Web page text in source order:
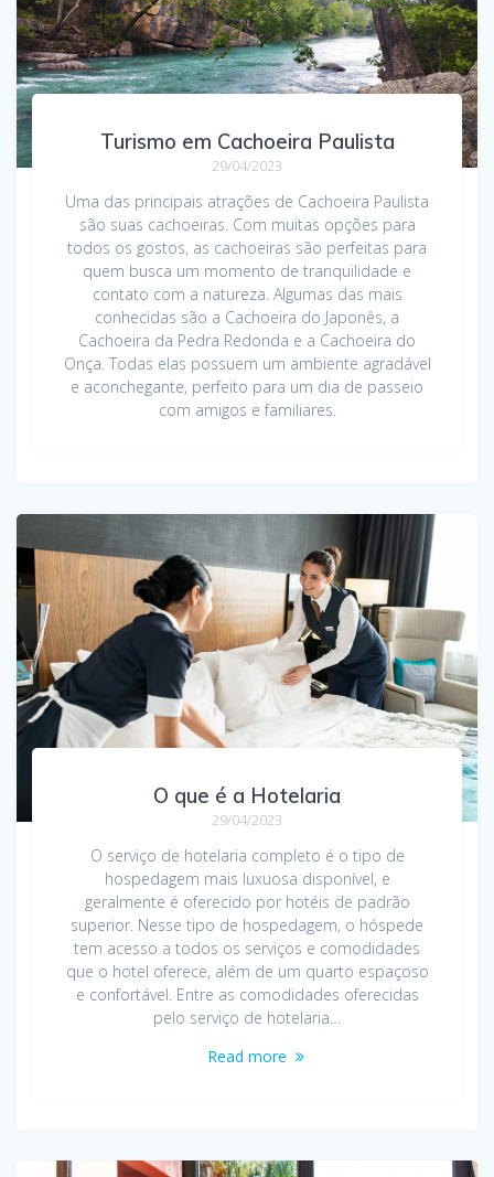
Turismo em Cachoeira Paulista
29/04/2023
Uma das principais atrações de Cachoeira Paulista
são suas cachoeiras. Com muitas opções para
todos os gostos, as cachoeiras são perfeitas para
quem busca um momento de tranquilidade e
contato com a natureza. Algumas das mais
conhecidas são a Cachoeira do Japonês, a
Cachoeira da Pedra Redonda e a Cachoeira do
Onça. Todas elas possuem um ambiente agradável
e aconchegante, perfeito para um dia de passeio
com amigos e familiares.
O que é a Hotelaria
29/04/2023
O serviço de hotelaria completo é o tipo de
hospedagem mais luxuosa disponível, e
geralmente é oferecido por hotéis de padrão
superior. Nesse tipo de hospedagem, o hóspede
tem acesso a todos os serviços e comodidades
que o hotel oferece, além de um quarto espaçoso
e confortável. Entre as comodidades oferecidas
pelo serviço de hotelaria…
Read more